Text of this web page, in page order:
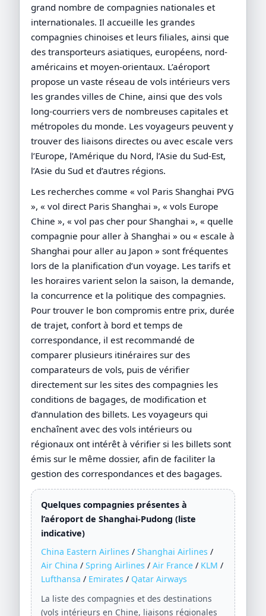
grand nombre de compagnies nationales et
internationales. Il accueille les grandes
compagnies chinoises et leurs filiales, ainsi que
des transporteurs asiatiques, européens, nord-
américains et moyen-orientaux. L’aéroport
propose un vaste réseau de vols intérieurs vers
les grandes villes de Chine, ainsi que des vols
long-courriers vers de nombreuses capitales et
métropoles du monde. Les voyageurs peuvent y
trouver des liaisons directes ou avec escale vers
l’Europe, l’Amérique du Nord, l’Asie du Sud-Est,
l’Asie du Sud et d’autres régions.
Les recherches comme « vol Paris Shanghai PVG
», « vol direct Paris Shanghai », « vols Europe
Chine », « vol pas cher pour Shanghai », « quelle
compagnie pour aller à Shanghai » ou « escale à
Shanghai pour aller au Japon » sont fréquentes
lors de la planification d’un voyage. Les tarifs et
les horaires varient selon la saison, la demande,
la concurrence et la politique des compagnies.
Pour trouver le bon compromis entre prix, durée
de trajet, confort à bord et temps de
correspondance, il est recommandé de
comparer plusieurs itinéraires sur des
comparateurs de vols, puis de vérifier
directement sur les sites des compagnies les
conditions de bagages, de modification et
d’annulation des billets. Les voyageurs qui
enchaînent avec des vols intérieurs ou
régionaux ont intérêt à vérifier si les billets sont
émis sur le même dossier, afin de faciliter la
gestion des correspondances et des bagages.
Quelques compagnies présentes à
l’aéroport de Shanghai-Pudong (liste
indicative)
China Eastern Airlines /Shanghai Airlines /
Air China /Spring Airlines /Air France / KLM /
Lufthansa / Emirates / Qatar Airways
La liste des compagnies et des destinations
(vols intérieurs en Chine, liaisons régionales